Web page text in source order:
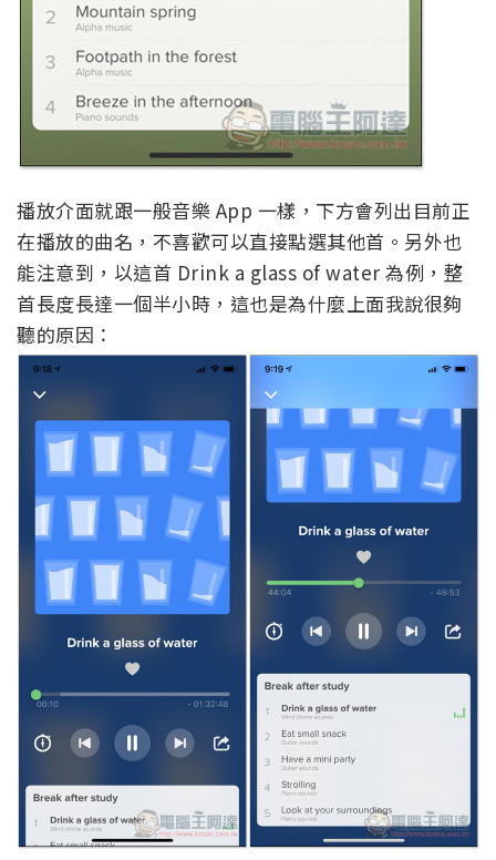
播放介面就跟一般音樂 App 一樣，下方會列出目前正
在播放的曲名，不喜歡可以直接點選其他首。另外也
能注意到，以這首 Drink a glass of water 為例，整
首長度長達一個半小時，這也是為什麼上面我說很夠
聽的原因：